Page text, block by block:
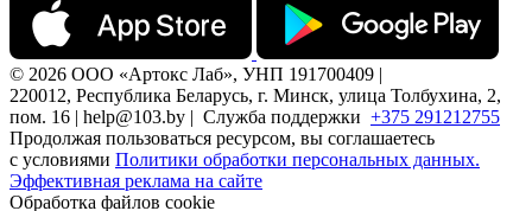
© 2026 ООО «Артокс Лаб», УНП 191700409 |
220012, Республика Беларусь, г. Минск, улица Толбухина, 2,
пом. 16 | help@103.by | Служба поддержки +375 291212755
Продолжая пользоваться ресурсом, вы соглашаетесь
с условиями Политики обработки персональных данных.
Эффективная реклама на сайте
Обработка файлов cookie